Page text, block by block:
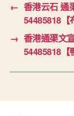
← 香港云石 通
54485818【
→ 香港通渠文
54485818【